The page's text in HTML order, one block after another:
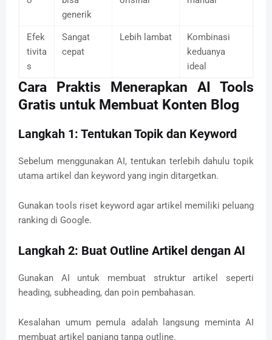
generik
Efek
tivita
s
Sangat
cepat
Lebih lambat
Kombinasi
keduanya
ideal
Cara Praktis Menerapkan AI Tools
Gratis untuk Membuat Konten Blog
Langkah 1: Tentukan Topik dan Keyword
Sebelum menggunakan AI, tentukan terlebih dahulu topik
utama artikel dan keyword yang ingin ditargetkan.
Gunakan tools riset keyword agar artikel memiliki peluang
ranking di Google.
Langkah 2: Buat Outline Artikel dengan AI
Gunakan AI untuk membuat struktur artikel seperti
heading, subheading, dan poin pembahasan.
Kesalahan umum pemula adalah langsung meminta AI
membuat artikel panjang tanpa outline.